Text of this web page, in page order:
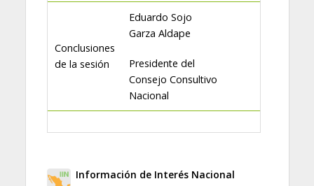
Conclusiones
de la sesión
Eduardo Sojo
Garza Aldape
Presidente del
Consejo Consultivo
Nacional
Información de Interés Nacional